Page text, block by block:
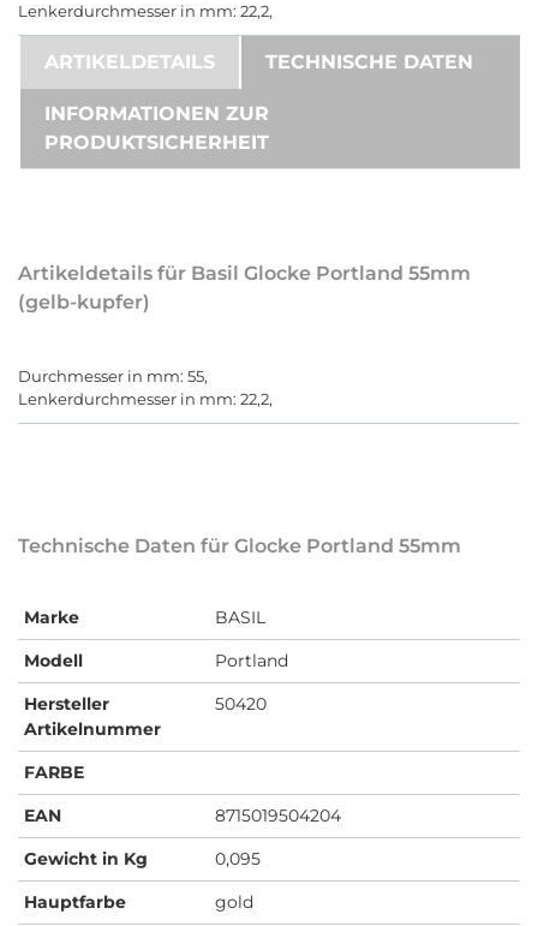
Lenkerdurchmesser in mm: 22,2,
ARTIKELDETAILS TECHNISCHE DATEN
INFORMATIONEN ZUR
PRODUKTSICHERHEIT
Artikeldetails für Basil Glocke Portland 55mm
(gelb-kupfer)
Durchmesser in mm: 55,
Lenkerdurchmesser in mm: 22,2,
Technische Daten für Glocke Portland 55mm
Marke
BASIL
Modell
Portland
Hersteller
Artikelnummer
50420
FARBE
EAN
8715019504204
Gewicht in Kg
0,095
Hauptfarbe
gold